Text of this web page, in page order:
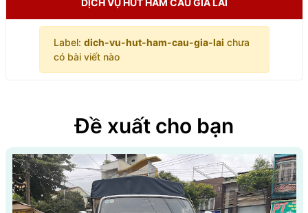
DỊCH VỤ HÚT HẦM CẦU GIA LAI
Label: dich-vu-hut-ham-cau-gia-lai chưa
có bài viết nào
Đề xuất cho bạn